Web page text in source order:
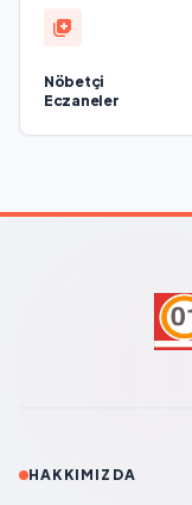
Nöbetçi
Eczaneler
HAKKIMIZDA